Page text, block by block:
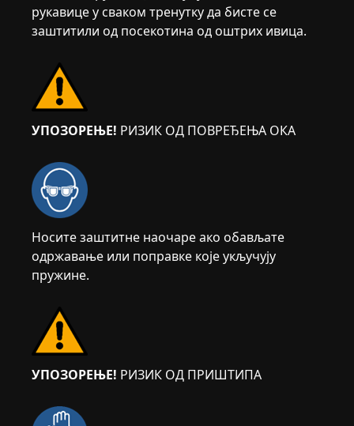
рукавице у сваком тренутку да бисте се
заштитили од посекотина од оштрих ивица.
УПОЗОРЕЊЕ! РИЗИК ОД ПОВРЕЂЕЊА ОКА
Носите заштитне наочаре ако обављате
одржавање или поправке које укључују
пружине.
УПОЗОРЕЊЕ! РИЗИК ОД ПРИШТИПА